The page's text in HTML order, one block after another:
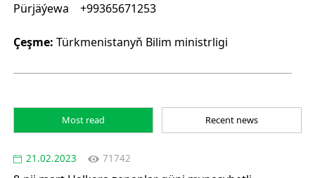
Pürjäýewa +99365671253
Çeşme: Türkmenistanyň Bilim ministrligi
Most read Recent news
21.02.2023 71742